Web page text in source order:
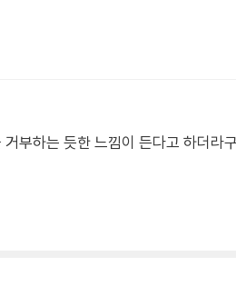
부하는 듯한 느낌이 든다고 하더라